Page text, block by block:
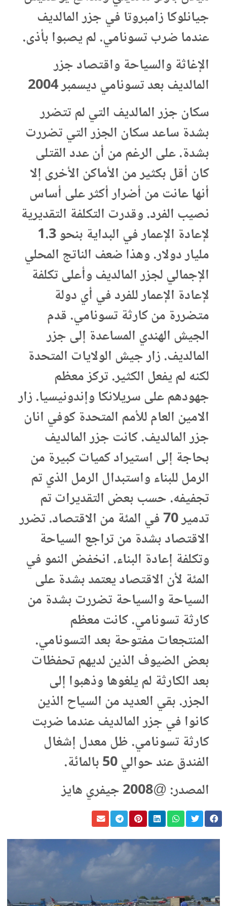
جيانلوكا زامبروتا في جزر المالديف
عندما ضرب تسونامي. لم يصبوا بأذى.
الإغاثة والسياحة واقتصاد جزر
المالديف بعد تسونامي ديسمبر 2004
سكان جزر المالديف التي لم تتضرر
بشدة ساعد سكان الجزر التي تضررت
بشدة. على الرغم من أن عدد القتلى
كان أقل بكثير من الأماكن الأخرى إلا
أنها عانت من أضرار أكثر على أساس
نصيب الفرد. وقدرت التكلفة التقديرية
لإعادة الإعمار في البداية بنحو 1.3
مليار دولار. وهذا ضعف الناتج المحلي
الإجمالي لجزر المالديف وأعلى تكلفة
لإعادة الإعمار للفرد في أي دولة
متضررة من كارثة تسونامي. قدم
الجيش الهندي المساعدة إلى جزر
المالديف. زار جيش الولايات المتحدة
لكنه لم يفعل الكثير. تركز معظم
جهودهم على سريلانكا وإندونيسيا. زار
الامين العام للأمم المتحدة كوفي انان
جزر المالديف. كانت جزر المالديف
بحاجة إلى استيراد كميات كبيرة من
الرمل للبناء واستبدال الرمل الذي تم
تجفيفه. حسب بعض التقديرات تم
تدمير 70 في المئة من الاقتصاد. تضرر
الاقتصاد بشدة من تراجع السياحة
وتكلفة إعادة البناء. انخفض النمو في
المئة لأن الاقتصاد يعتمد بشدة على
السياحة والسياحة تضررت بشدة من
كارثة تسونامي. كانت معظم
المنتجعات مفتوحة بعد التسونامي.
بعض الضيوف الذين لديهم تحفظات
بعد الكارثة لم يلغوها وذهبوا إلى
الجزر. بقي العديد من السياح الذين
كانوا في جزر المالديف عندما ضربت
كارثة تسونامي. ظل معدل إشغال
الفندق عند حوالي 50 بالمائة.
المصدر: @2008 جيفري هايز